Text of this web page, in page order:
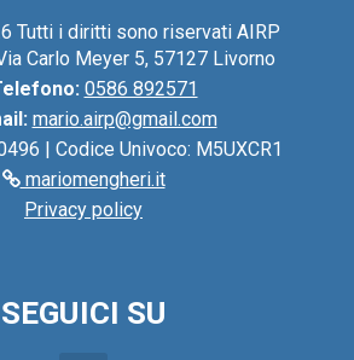
Tutti i diritti sono riservati AIRP
Carlo Meyer 5, 57127 Livorno
0586 892571
mario.airp@gmail.com
| Codice Univoco: M5UXCR1
mariomengheri.it
Privacy policy
SEGUICI SU